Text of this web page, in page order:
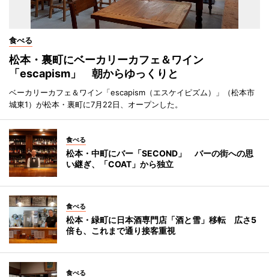
食べる
松本・裏町にベーカリーカフェ＆ワイン
「escapism」 朝からゆっくりと
ベーカリーカフェ＆ワイン「escapism（エスケイピズム）」（松本市
城東1）が松本・裏町に7月22日、オープンした。
食べる
松本・中町にバー「SECOND」 バーの街への思
い継ぎ、「COAT」から独立
食べる
松本・緑町に日本酒専門店「酒と雪」移転 広さ5
倍も、これまで通り接客重視
食べる